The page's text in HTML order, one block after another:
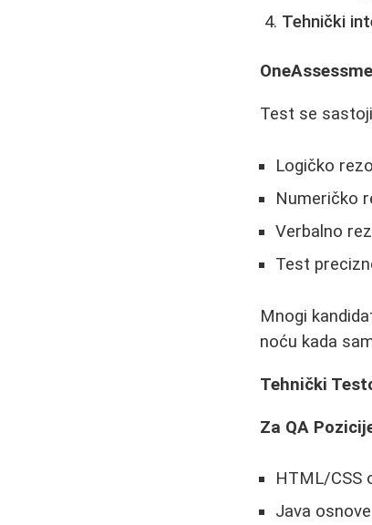
Tehnički
Test se
Logičko
Numeričko
Verbalno
Test
Mnogi
noću kada
Tehnički
Za QA
HTML/CSS
Java